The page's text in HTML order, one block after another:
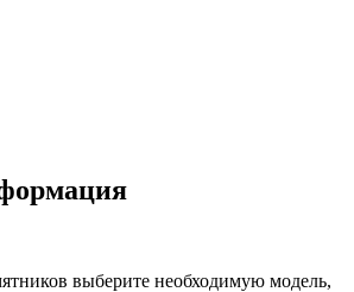
выберите необходимую модель,